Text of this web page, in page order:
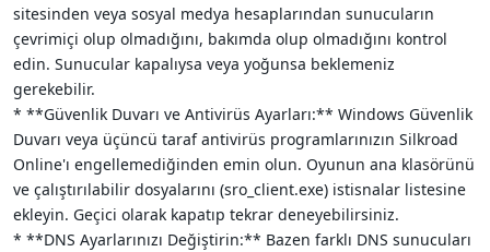
sitesinden veya sosyal medya hesaplarından sunucuların
çevrimiçi olup olmadığını, bakımda olup olmadığını kontrol
edin. Sunucular kapalıysa veya yoğunsa beklemeniz
gerekebilir.
* **Güvenlik Duvarı ve Antivirüs Ayarları:** Windows Güvenlik
Duvarı veya üçüncü taraf antivirüs programlarınızın Silkroad
Online'ı engellemediğinden emin olun. Oyunun ana klasörünü
ve çalıştırılabilir dosyalarını (sro_client.exe) istisnalar listesine
ekleyin. Geçici olarak kapatıp tekrar deneyebilirsiniz.
* **DNS Ayarlarınızı Değiştirin:** Bazen farklı DNS sunucuları